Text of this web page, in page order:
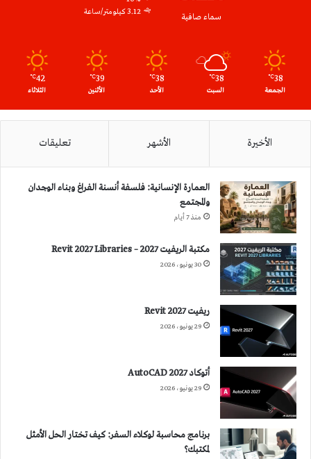
سماء صافية
3.12 كيلومتر/ساعة
38
℃
الجمعة
38
℃
السبت
38
℃
الأحد
39
℃
الأثنين
42
℃
الثلاثاء
الأخيرة الأشهر تعليقات
العمارة الإنسانية: فلسفة أنسنة الفراغ وبناء الوجدان
والمجتمع
منذ 7 أيام
مكتبة الريفيت 2027 – Revit 2027 Libraries
30 يونيو، 2026
ريفيت 2027 Revit
29 يونيو، 2026
أتوكاد 2027 AutoCAD
29 يونيو، 2026
برنامج محاسبة لوكلاء السفر: كيف تختار الحل الأمثل
لمكتبك؟